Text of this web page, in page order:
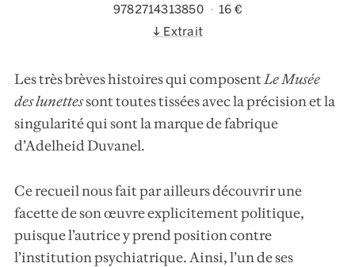
9782714313850
16 €
Extrait
Les très brèves histoires qui composentLe Musée
des lunettessont toutes tissées avec la précision et la
singularité qui sont la marque de fabrique
d’Adelheid Duvanel.
Ce recueil nous fait par ailleurs découvrir une
facette de son œuvre explicitement politique,
puisque l’autrice y prend position contre
l’institution psychiatrique. Ainsi, l’un de ses